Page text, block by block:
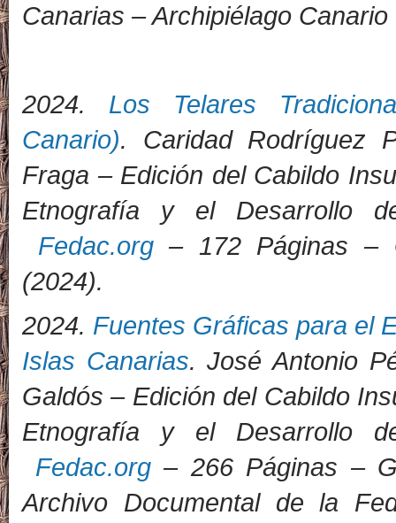
Canarias – Archipiélago
2024. Los Telares
Canario). Caridad Rodríguez
Fraga – Edición del Cabildo
Etnografía y el Desarrollo
Fedac.org– 172 Páginas –
(2024).
2024. Fuentes Gráficas para el
Islas Canarias. José Antonio
Galdós – Edición del Cabildo
Etnografía y el Desarrollo
Fedac.org– 266 Páginas –
Archivo Documental de la